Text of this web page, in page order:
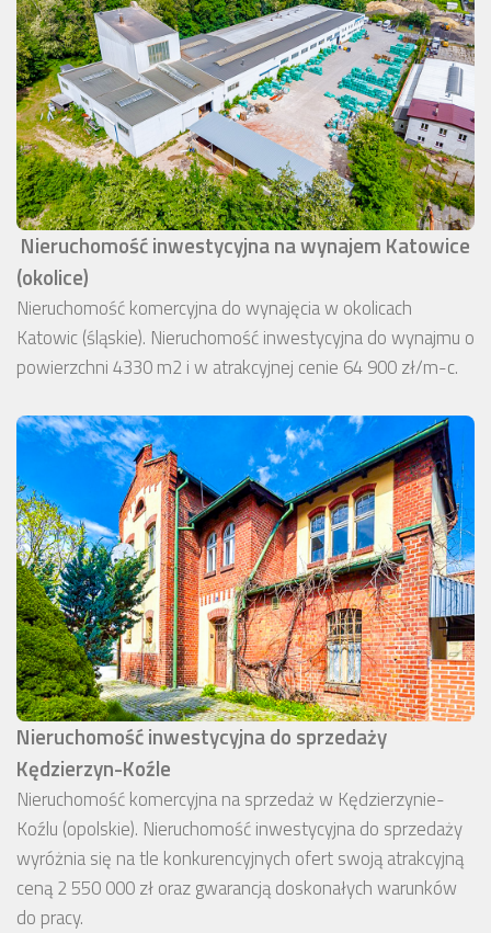
Nieruchomość inwestycyjna na wynajem Katowice
(okolice)
Nieruchomość komercyjna do wynajęcia w okolicach
Katowic (śląskie). Nieruchomość inwestycyjna do wynajmu o
powierzchni 4330 m2 i w atrakcyjnej cenie 64 900 zł/m-c.
Nieruchomość inwestycyjna do sprzedaży
Kędzierzyn-Koźle
Nieruchomość komercyjna na sprzedaż w Kędzierzynie-
Koźlu (opolskie). Nieruchomość inwestycyjna do sprzedaży
wyróżnia się na tle konkurencyjnych ofert swoją atrakcyjną
ceną 2 550 000 zł oraz gwarancją doskonałych warunków
do pracy.